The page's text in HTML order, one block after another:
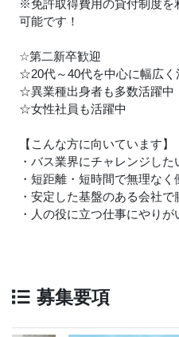
※免許取得費用の貸付制度を
可能です！
☆第二新卒歓迎
☆20代～40代を中心に幅広く
☆異業種出身者も多数活躍中
☆女性社員も活躍中
【こんな方に向いています】
・バス業界にチャレンジした
・短距離・短時間で無理なく
・安定した基盤のある会社
・人の役に立つ仕事にやり
募集要項